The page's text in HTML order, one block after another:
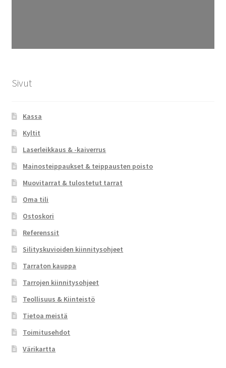
Sivut
Kassa
Kyltit
Laserleikkaus & -kaiverrus
Mainosteippaukset & teippausten poisto
Muovitarrat & tulostetut tarrat
Oma tili
Ostoskori
Referenssit
Silityskuvioiden kiinnitysohjeet
Tarraton kauppa
Tarrojen kiinnitysohjeet
Teollisuus & Kiinteistö
Tietoa meistä
Toimitusehdot
Värikartta